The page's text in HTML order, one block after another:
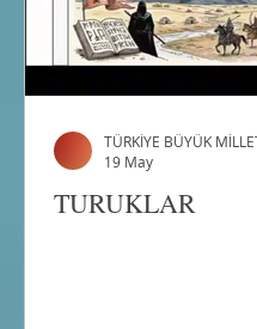
TURUKLAR
TÜRKİYE BÜYÜK
19 May